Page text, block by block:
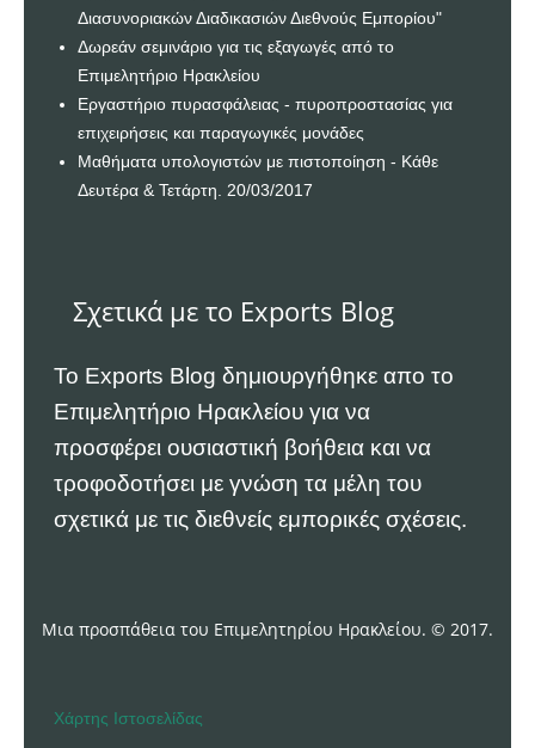
Διασυνοριακών Διαδικασιών Διεθνούς Εμπορίου"
Δωρεάν σεμινάριο για τις εξαγωγές από το
Επιμελητήριο Ηρακλείου
Εργαστήριο πυρασφάλειας - πυροπροστασίας για
επιχειρήσεις και παραγωγικές μονάδες
Μαθήματα υπολογιστών με πιστοποίηση - Κάθε
Δευτέρα & Τετάρτη. 20/03/2017
Σχετικά με το Exports Blog
Το Exports Blog δημιουργήθηκε απο το
Επιμελητήριο Ηρακλείου για να
προσφέρει ουσιαστική βοήθεια και να
τροφοδοτήσει με γνώση τα μέλη του
σχετικά με τις διεθνείς εμπορικές σχέσεις.
Μια προσπάθεια του Επιμελητηρίου Ηρακλείου. © 2017.
Χάρτης Ιστοσελίδας